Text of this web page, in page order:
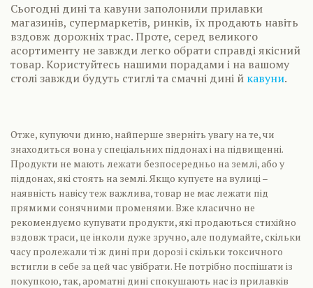
Сьогодні дині та кавуни заполонили прилавки
магазинів, супермаркетів, ринків, їх продають навіть
вздовж дорожніх трас. Проте, серед великого
асортименту не завжди легко обрати справді якісний
товар. Користуйтесь нашими порадами і на вашому
столі завжди будуть стиглі та смачні дині й кавуни.
Отже, купуючи диню, найперше зверніть увагу на те, чи
знаходиться вона у спеціальних піддонах і на підвищенні.
Продукти не мають лежати безпосередньо на землі, або у
піддонах, які стоять на землі. Якщо купуєте на вулиці –
наявність навісу теж важлива, товар не має лежати під
прямими сонячними променями. Вже класично не
рекомендуємо купувати продукти, які продаються стихійно
вздовж траси, це інколи дуже зручно, але подумайте, скільки
часу пролежали ті ж дині при дорозі і скільки токсичного
встигли в себе за цей час увібрати. Не потрібно поспішати із
покупкою, так, ароматні дині спокушають нас із прилавків